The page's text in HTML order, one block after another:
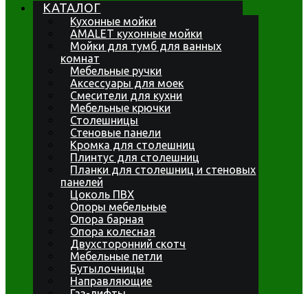
КАТАЛОГ
Кухонные мойки
AMALET кухонные мойки
Мойки для тумб для ванных
комнат
Мебельные ручки
Аксессуары для моек
Смесители для кухни
Мебельные крючки
Столешницы
Стеновые панели
Кромка для столешниц
Плинтус для столешниц
Планки для столешниц и стеновых
панелей
Цоколь ПВХ
Опоры мебельные
Опора барная
Опора колесная
Двухсторонний скотч
Мебельные петли
Бутылочницы
Направляющие